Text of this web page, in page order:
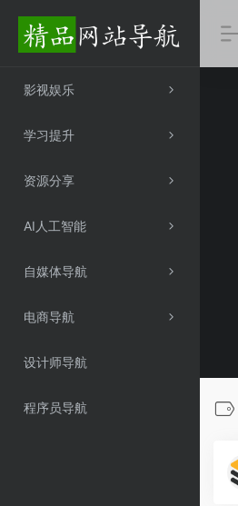
影视娱乐
学习提升
资源分享
AI人工智能
自媒体导航
电商导航
设计师导航
程序员导航